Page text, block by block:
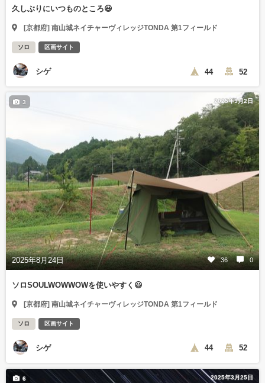
久しぶりにいつものところ😃
[京都府] 南山城ネイチャーヴィレッジTONDA 第1フィールド
ソロ 区画サイト
シゲ 44 52
2025年9月2日
2025年8月24日 36 0
3
ソロSOULWOWWOWを使いやすく😃
[京都府] 南山城ネイチャーヴィレッジTONDA 第1フィールド
ソロ 区画サイト
シゲ 44 52
2025年3月25日
6